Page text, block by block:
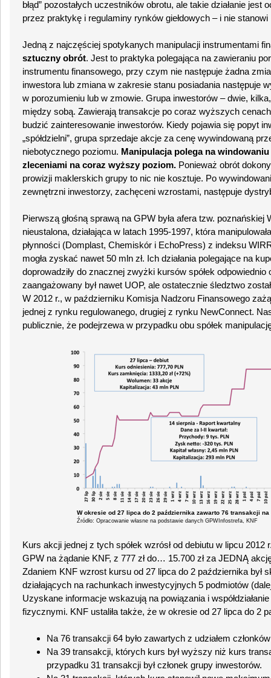
błąd” pozostałych uczestników obrotu, ale takie działanie
przez praktykę i regulaminy rynków giełdowych – i nie
Jedną z najczęściej spotykanych manipulacji instrumentami
sztuczny obrót. Jest to praktyka polegająca na zawieraniu
instrumentu finansowego, przy czym nie następuje żadna
inwestora lub zmiana w zakresie stanu posiadania następuje
w porozumieniu lub w zmowie. Grupa inwestorów – dwie,
między sobą. Zawierają transakcje po coraz wyższych
budzić zainteresowanie inwestorów. Kiedy pojawia się popyt
„spółdzielni”, grupa sprzedaje akcje za cenę wywindowaną
niebotycznego poziomu. Manipulacja polega na
zleceniami na coraz wyższy poziom. Ponieważ obrót
prowizji maklerskich grupy to nic nie kosztuje. Po
zewnętrzni inwestorzy, zachęceni wzrostami, następuje
Pierwszą głośną sprawą na GPW była afera tzw.
nieustalona, działająca w latach 1995-1997, która
płynności (Domplast, Chemiskór i EchoPress) z indeksu
mogła zyskać nawet 50 mln zł. Ich działania polegające na
doprowadziły do znacznej zwyżki kursów spółek
zaangażowany był nawet UOP, ale ostatecznie śledztwo
W 2012 r., w październiku Komisja Nadzoru Finansowego
jednej z rynku regulowanego, drugiej z rynku NewConnect.
publicznie, że podejrzewa w przypadku obu spółek
W okresie od 27 lipca do 2 października zawarto 76 transakcji na
Źródło: Opracowanie własne na podstawie danych GPWInfostrefa, KNF
Kurs akcji jednej z tych spółek wzrósł od debiutu w lipcu
GPW na żądanie KNF, z 777 zł do… 15.700 zł za JEDNĄ
Zdaniem KNF wzrost kursu od 27 lipca do 2 października był
działających na rachunkach inwestycyjnych 5 podmiotów
Uzyskane informacje wskazują na powiązania i
fizycznymi. KNF ustaliła także, że w okresie od 27 lipca do 2
Na 76 transakcji 64 było zawartych z udziałem
Na 39 transakcji, których kurs był wyższy niż kurs
przypadku 31 transakcji był członek grupy inwestorów.